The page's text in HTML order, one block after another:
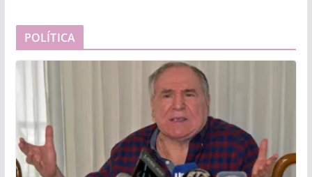
POLÍTICA